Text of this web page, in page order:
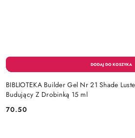
BIBLIOTEKA Builder Gel Nr 21 Shade
Budujący Z Drobinką 15 ml
Cena:
70.50